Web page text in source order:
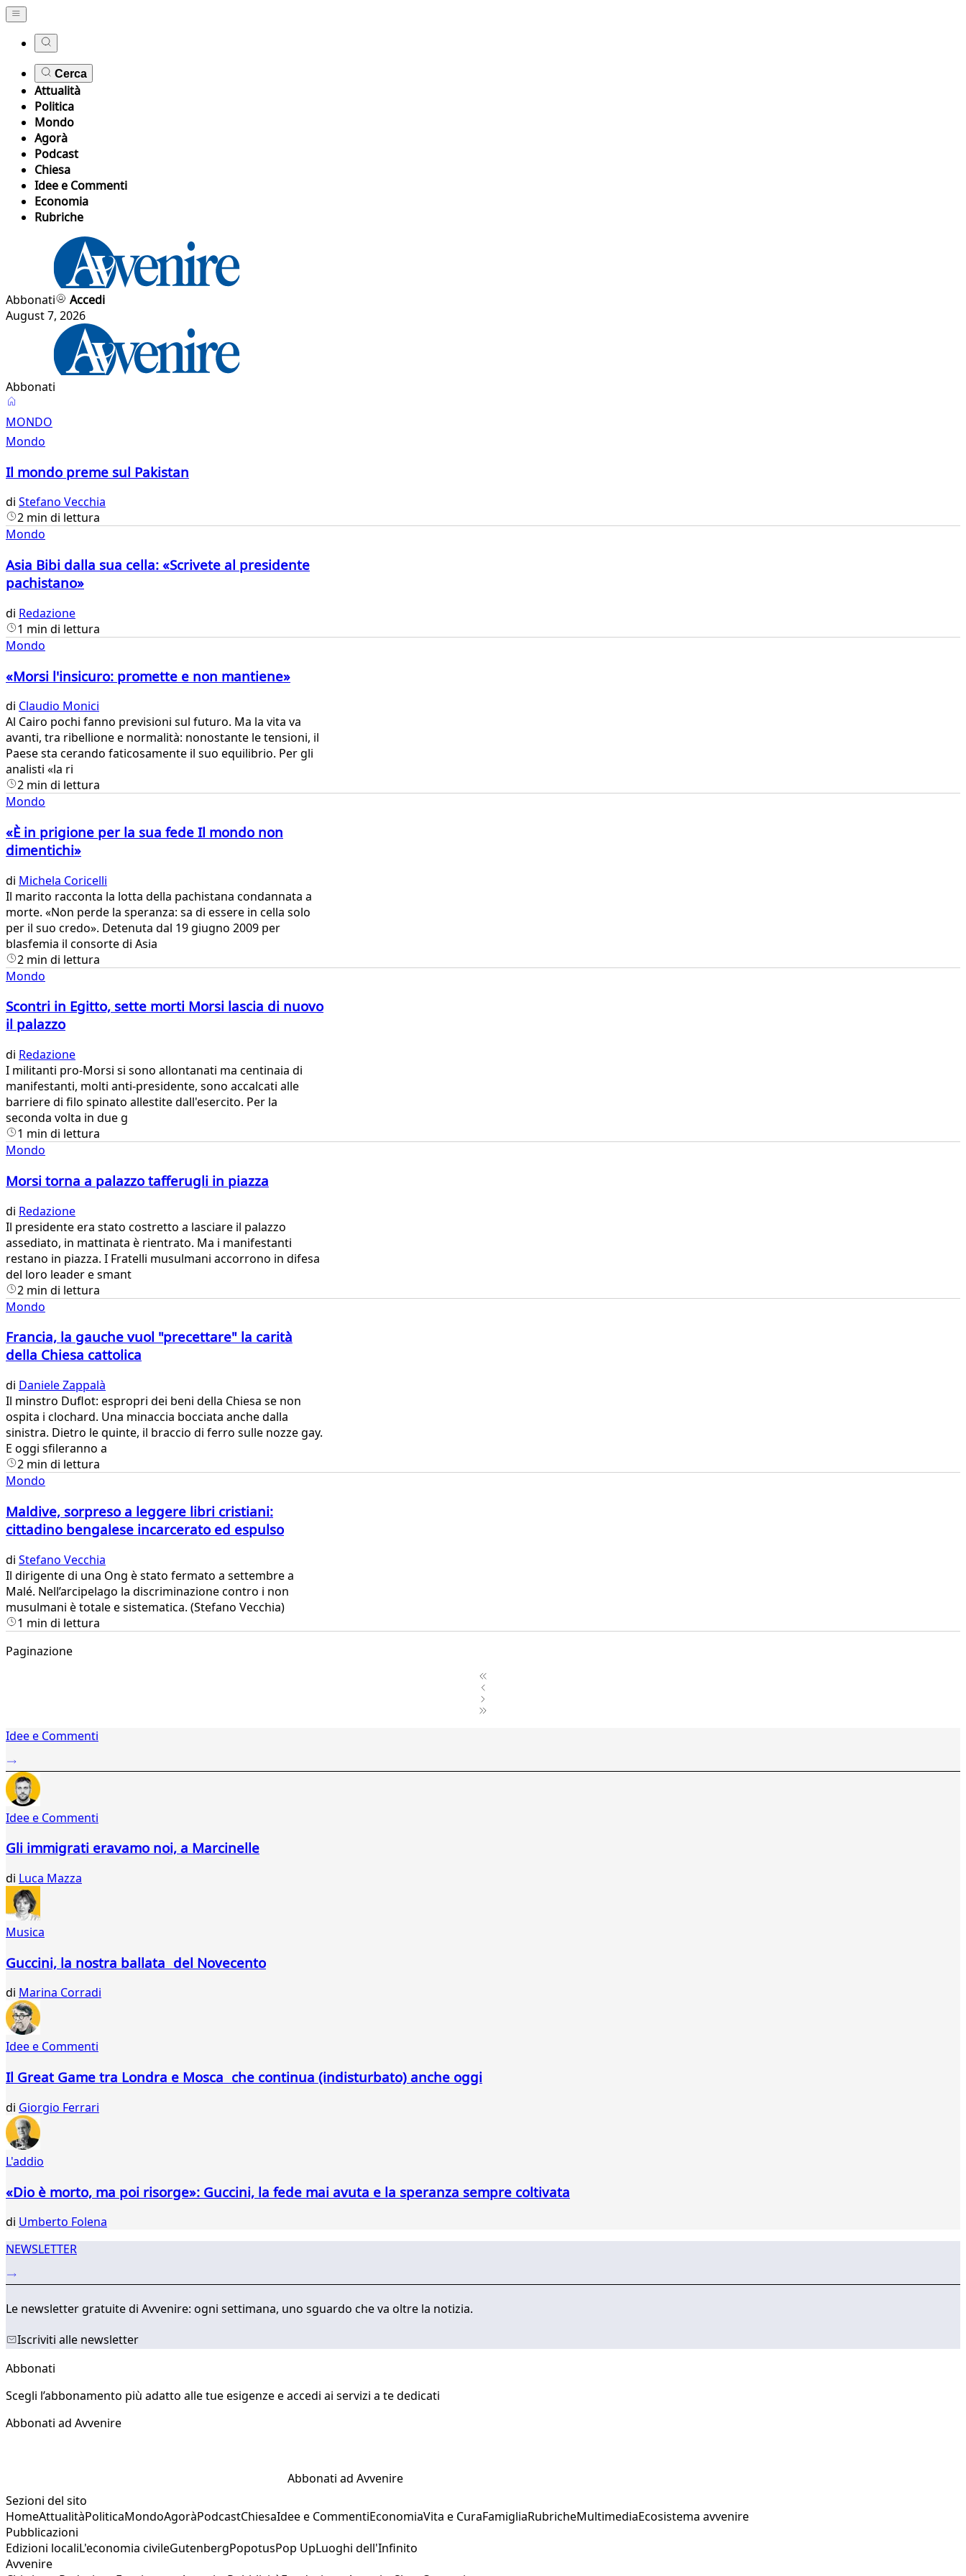
Cerca
Attualità
Politica
Mondo
Agorà
Podcast
Chiesa
Idee e Commenti
Economia
Rubriche
Abbonati
Accedi
August 7, 2026
Abbonati
Mondo
MONDO
Mondo
Il mondo preme sul Pakistan
di Stefano Vecchia
2 min di lettura
Mondo
Asia Bibi dalla sua cella: «Scrivete al presidente
pachistano»
di Redazione
1 min di lettura
Mondo
«Morsi l'insicuro: promette e non mantiene»
di Claudio Monici
​Al Cairo pochi fanno previsioni sul futuro. Ma la vita va
avanti, tra ribellione e normalità: nonostante le tensioni, il
Paese sta cerando faticosamente il suo equilibrio. Per gli
analisti «la ri
2 min di lettura
Mondo
«È in prigione per la sua fede Il mondo non
dimentichi»
di Michela Coricelli
Il marito racconta la lotta della pachistana condannata a
morte. «Non perde la speranza: sa di essere in cella solo
per il suo credo». Detenuta dal 19 giugno 2009 per
blasfemia il consorte di Asia
2 min di lettura
Mondo
Scontri in Egitto, sette morti Morsi lascia di nuovo
il palazzo
di Redazione
​I militanti pro-Morsi si sono allontanati ma centinaia di
manifestanti, molti anti-presidente, sono accalcati alle
barriere di filo spinato allestite dall'esercito. Per la
seconda volta in due g
1 min di lettura
Mondo
Morsi torna a palazzo tafferugli in piazza
di Redazione
​Il presidente era stato costretto a lasciare il palazzo
assediato, in mattinata è rientrato. Ma i manifestanti
restano in piazza. I Fratelli musulmani accorrono in difesa
del loro leader e smant
2 min di lettura
Mondo
Francia, la gauche vuol "precettare" la carità
della Chiesa cattolica
di Daniele Zappalà
​Il minstro Duflot: espropri dei beni della Chiesa se non
ospita i clochard. Una minaccia bocciata anche dalla
sinistra. Dietro le quinte, il braccio di ferro sulle nozze gay.
E oggi sfileranno a
2 min di lettura
Mondo
Maldive, sorpreso a leggere libri cristiani:
cittadino bengalese incarcerato ed espulso
di Stefano Vecchia
​Il dirigente di una Ong è stato fermato a settembre a
Malé. Nell’arcipelago la discriminazione contro i non
musulmani è totale e sistematica. (Stefano Vecchia)
1 min di lettura
Paginazione
2
...
Idee e Commenti
Idee e Commenti
Gli immigrati eravamo noi, a Marcinelle
di Luca Mazza
Musica
Guccini, la nostra ballata del Novecento
di Marina Corradi
Idee e Commenti
Il Great Game tra Londra e Mosca che continua (indisturbato) anche oggi
di Giorgio Ferrari
L'addio
«Dio è morto, ma poi risorge»: Guccini, la fede mai avuta e la speranza sempre coltivata
di Umberto Folena
NEWSLETTER
Le newsletter gratuite di Avvenire: ogni settimana, uno sguardo che va oltre la notizia.
Iscriviti alle newsletter
Abbonati
Scegli l’abbonamento più adatto alle tue esigenze e accedi ai servizi a te dedicati
Abbonati ad Avvenire
Abbonati ad Avvenire
Sezioni del sito
HomeAttualitàPoliticaMondoAgoràPodcastChiesaIdee e CommentiEconomiaVita e CuraFamigliaRubricheMultimediaEcosistema avvenire
Pubblicazioni
Edizioni localiL'economia civileGutenbergPopotusPop UpLuoghi dell'Infinito
Avvenire